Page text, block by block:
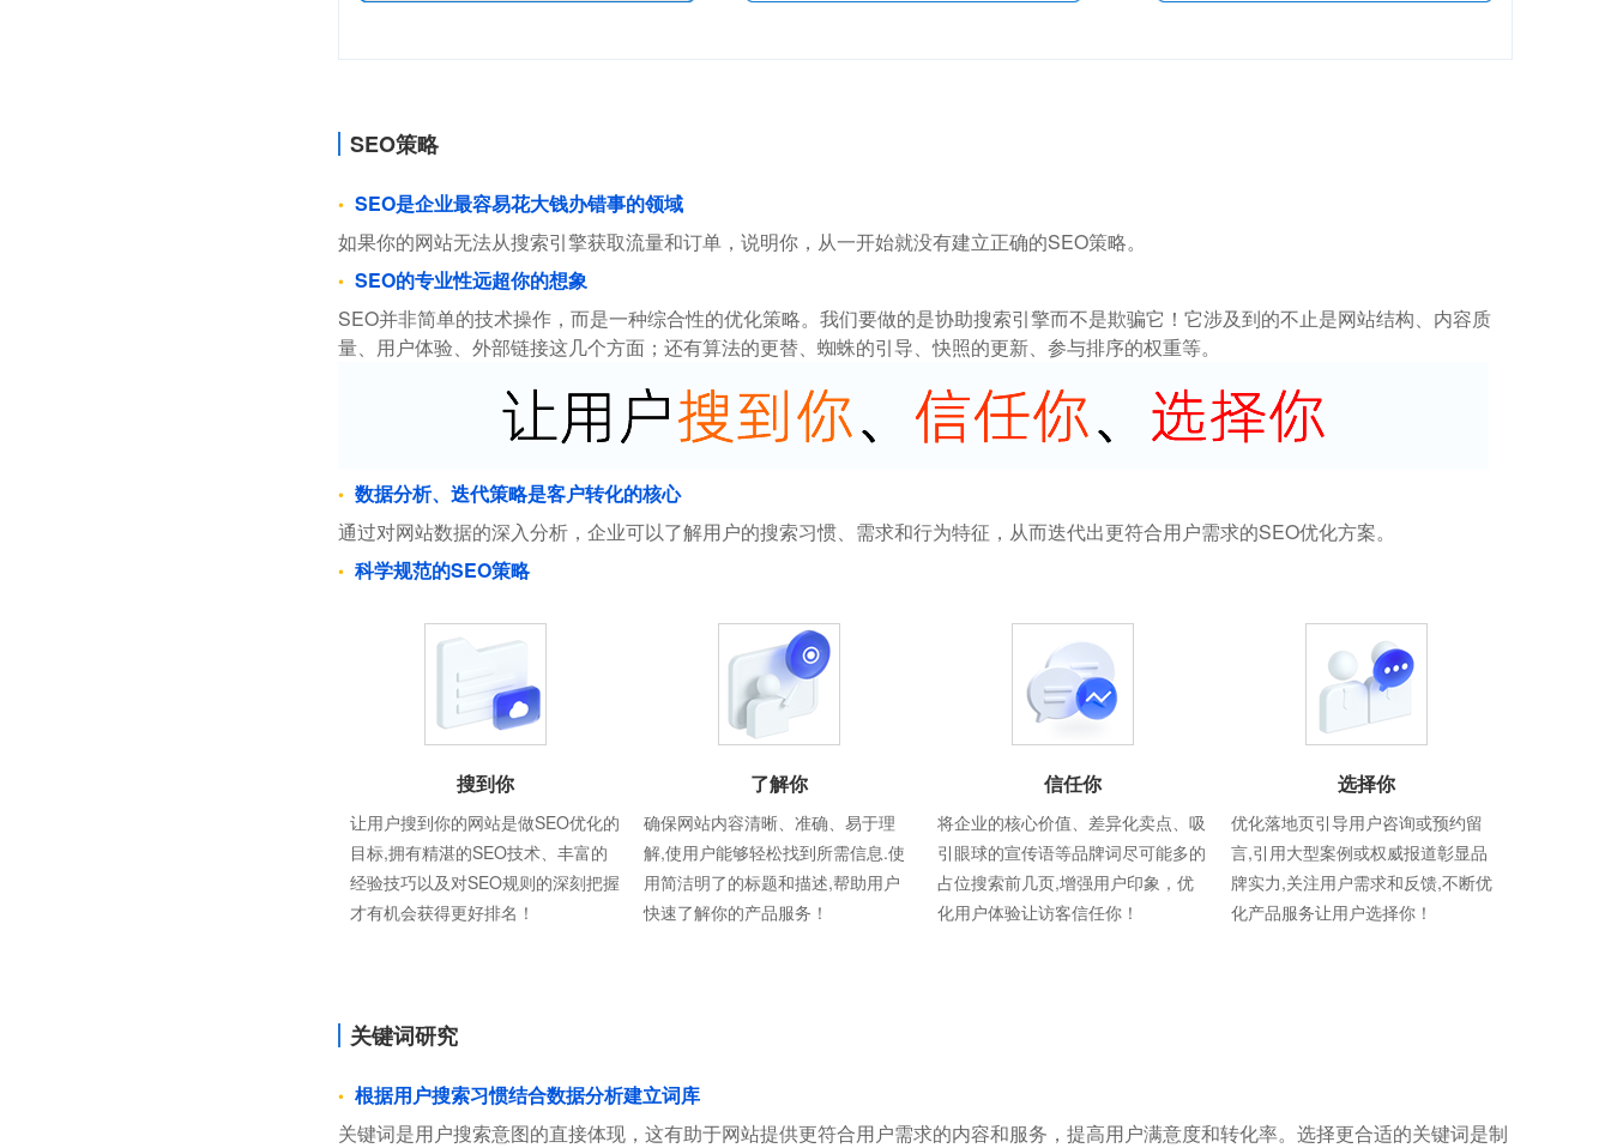
SEO策略
SEO是企业最容易花大钱办错事的领域
如果你的网站无法从搜索引擎获取流量和订单，说明你，从一开始就没有建立正确的SEO策略。
SEO的专业性远超你的想象
SEO并非简单的技术操作，而是一种综合性的优化策略。我们要做的是协助搜索引擎而不是欺骗它！它涉及到的不止是网站结构、内容质
量、用户体验、外部链接这几个方面；还有算法的更替、蜘蛛的引导、快照的更新、参与排序的权重等。
数据分析、迭代策略是客户转化的核心
通过对网站数据的深入分析，企业可以了解用户的搜索习惯、需求和行为特征，从而迭代出更符合用户需求的SEO优化方案。
科学规范的SEO策略
搜到你
让用户搜到你的网站是做SEO优化的
目标,拥有精湛的SEO技术、丰富的
经验技巧以及对SEO规则的深刻把握
才有机会获得更好排名！
了解你
确保网站内容清晰、准确、易于理
解,使用户能够轻松找到所需信息.使
用简洁明了的标题和描述,帮助用户
快速了解你的产品服务！
信任你
将企业的核心价值、差异化卖点、吸
引眼球的宣传语等品牌词尽可能多的
占位搜索前几页,增强用户印象，优
化用户体验让访客信任你！
选择你
优化落地页引导用户咨询或预约留
言,引用大型案例或权威报道彰显品
牌实力,关注用户需求和反馈,不断优
化产品服务让用户选择你！
关键词研究
根据用户搜索习惯结合数据分析建立词库
关键词是用户搜索意图的直接体现，这有助于网站提供更符合用户需求的内容和服务，提高用户满意度和转化率。选择更合适的关键词是制